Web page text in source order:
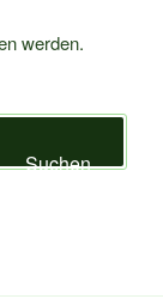
werden.
Suchen